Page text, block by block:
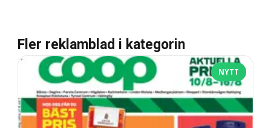
Fler reklamblad i kategorin
NYTT